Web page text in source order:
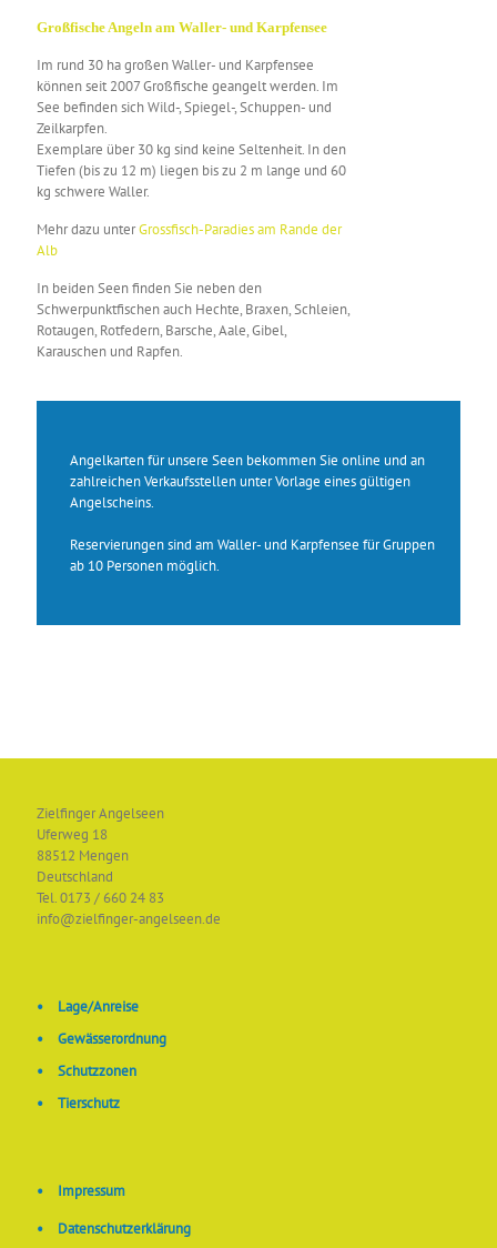
Großfische Angeln am Waller- und Karpfensee
Im rund 30 ha großen Waller- und Karpfensee
können seit 2007 Großfische geangelt werden. Im
See befinden sich Wild-, Spiegel-, Schuppen- und
Zeilkarpfen.
Exemplare über 30 kg sind keine Seltenheit. In den
Tiefen (bis zu 12 m) liegen bis zu 2 m lange und 60
kg schwere Waller.
Mehr dazu unterGrossfisch-Paradies am Rande der
Alb
In beiden Seen finden Sie neben den
Schwerpunktfischen auch Hechte, Braxen, Schleien,
Rotaugen, Rotfedern, Barsche, Aale, Gibel,
Karauschen und Rapfen.
Angelkarten für unsere Seen bekommen Sie online und an
zahlreichen Verkaufsstellenunter Vorlage eines gültigen
Angelscheins.
Reservierungensind am Waller- und Karpfensee für Gruppen
ab 10 Personen möglich.
Zielfinger Angelseen
Uferweg 18
88512 Mengen
Deutschland
Tel. 0173 / 660 24 83
info@zielfinger-angelseen.de
•
Lage/Anreise
•
Gewässerordnung
•
Schutzzonen
•
Tierschutz
•
Impressum
•
Datenschutzerklärung